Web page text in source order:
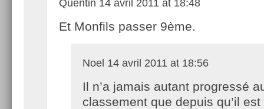
Quentin 14 avril 2011 at 18:48
Et Monfils passer 9ème.
Noel 14 avril 2011 at 18:56
Il n’a jamais autant progressé
classement que depuis qu’il est